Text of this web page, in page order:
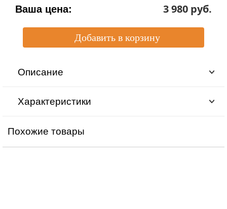
Ваша цена: 3 980 pуб.
Описание
Характеристики
Похожие товары